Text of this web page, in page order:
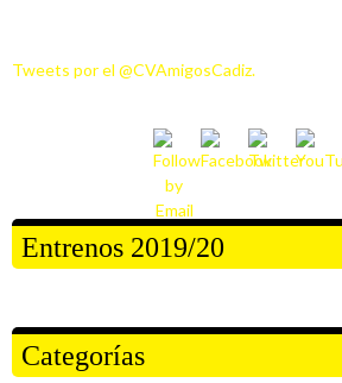
Tweets por el @CVAmigosCadiz.
Entrenos 2019/20
Categorías